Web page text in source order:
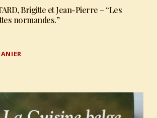
Brigitte et Jean-Pierre – “Les
normandes.”